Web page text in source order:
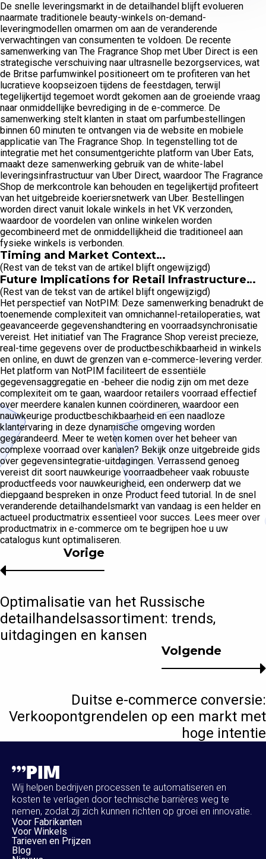
De snelle leveringsmarkt in de detailhandel blijft evolueren
naarmate traditionele beauty-winkels on-demand-
leveringmodellen omarmen om aan de veranderende
verwachtingen van consumenten te voldoen. De recente
samenwerking van The Fragrance Shop met Uber Direct is een
strategische verschuiving naar ultrasnelle bezorgservices, wat
de Britse parfumwinkel positioneert om te profiteren van het
lucratieve koopseizoen tijdens de feestdagen, terwijl
tegelijkertijd tegemoet wordt gekomen aan de groeiende vraag
naar onmiddellijke bevrediging in de e-commerce. De
samenwerking stelt klanten in staat om parfumbestellingen
binnen 60 minuten te ontvangen via de website en mobiele
applicatie van The Fragrance Shop. In tegenstelling tot de
integratie met het consumentgerichte platform van Uber Eats,
maakt deze samenwerking gebruik van de white-label
leveringsinfrastructuur van Uber Direct, waardoor The Fragrance
Shop de merkcontrole kan behouden en tegelijkertijd profiteert
van het uitgebreide koeriersnetwerk van Uber. Bestellingen
worden direct vanuit lokale winkels in het VK verzonden,
waardoor de voordelen van online winkelen worden
gecombineerd met de onmiddellijkheid die traditioneel aan
fysieke winkels is verbonden.
Timing and Market Context…
(Rest van de tekst van de artikel blijft ongewijzigd)
Future Implications for Retail Infrastructure…
(Rest van de tekst van de artikel blijft ongewijzigd)
Het perspectief van NotPIM: Deze samenwerking benadrukt de
toenemende complexiteit van omnichannel-retailoperaties, wat
geavanceerde gegevenshandtering en voorraadsynchronisatie
vereist. Het initiatief van The Fragrance Shop vereist precieze,
real-time gegevens over de productbeschikbaarheid in winkels
en online, en duwt de grenzen van e-commerce-levering verder.
Het platform van NotPIM faciliteert de essentiële
gegevensaggregatie en -beheer die nodig zijn om met deze
complexiteit om te gaan, waardoor retailers voorraad effectief
over meerdere kanalen kunnen coördineren, waardoor een
nauwkeurige productbeschikbaarheid en een naadloze
klantervaring in deze dynamische omgeving worden
gegarandeerd. Meer te weten komen over het beheer van
complexe voorraad over kanalen? Bekijk onze uitgebreide gids
over gegevensintegratie-uitdagingen. Verrassend genoeg
vereist dit soort nauwkeurige voorraadbeheer vaak robuuste
productfeeds voor nauwkeurigheid, een onderwerp dat we
diepgaand bespreken in onze Product feed tutorial. In de snel
veranderende detailhandelsmarkt van vandaag is een helder en
actueel productmatrix essentieel voor succes. Lees meer over
productmatrix in e-commerce om te begrijpen hoe u uw
catalogus kunt optimaliseren.
Volgende
Duitse e-commerce conversie:
Verkoopontgrendelen op een markt met
hoge intentie
Vorige
Optimalisatie van het Russische
detailhandelsassortiment: trends,
uitdagingen en kansen
Wij helpen bedrijven processen te automatiseren en
kosten te verlagen door technische barrières weg te
nemen, zodat zij zich kunnen richten op groei en innovatie.
Voor Fabrikanten
Voor Winkels
Tarieven en Prijzen
Blog